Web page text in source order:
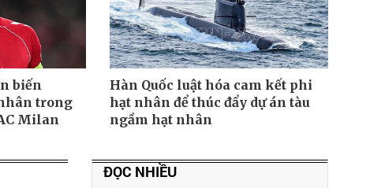
biến
trong
Milan
Hàn Quốc luật hóa cam kết phi
hạt nhân để thúc đẩy dự án tàu
ngầm hạt nhân
ĐỌC NHIỀU